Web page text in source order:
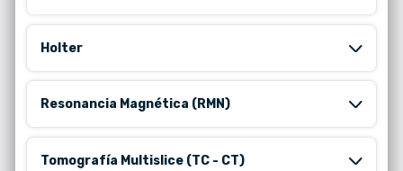
Holter
Resonancia Magnética (RMN)
Tomografía Multislice (TC - CT)